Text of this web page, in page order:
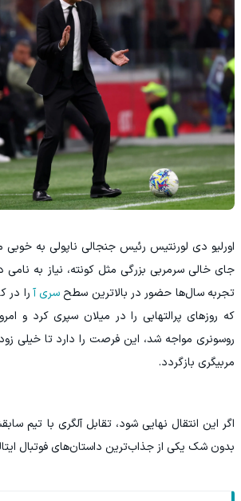
اورلیو دی لورنتیس رئیس جنجالی ناپولی به خوبی
جای خالی سرمربی بزرگی مثل کونته، نیاز به نامی
تجربه سال‌ها حضور در بالاترین سطح سری آرا در
که روزهای پرالتهابی را در میلان سپری کرد و
روسونری مواجه شد، این فرصت را دارد تا خیلی
مربیگری بازگردد.
اگر این انتقال نهایی شود، تقابل آلگری با تیم
بدون شک یکی از جذاب‌ترین داستان‌های فوتبال